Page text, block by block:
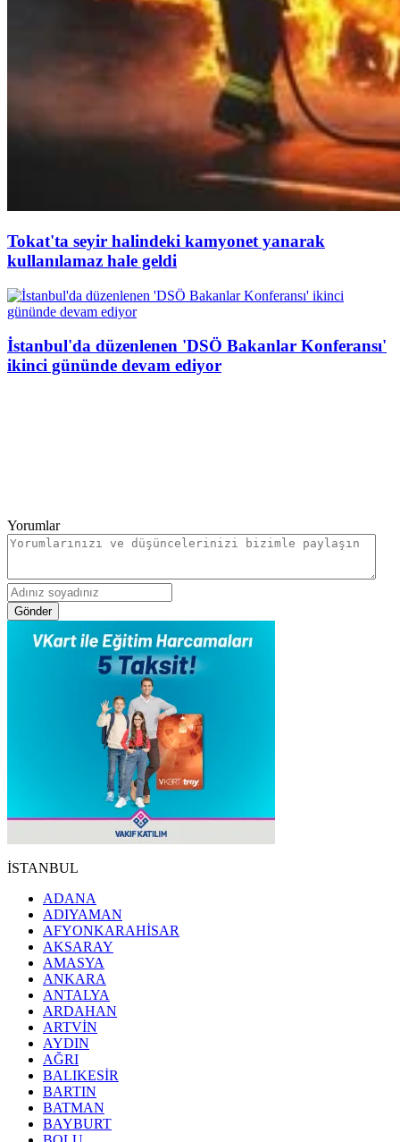
Tokat'ta seyir halindeki kamyonet yanarak
kullanılamaz hale geldi
İstanbul'da düzenlenen 'DSÖ Bakanlar Konferansı'
ikinci gününde devam ediyor
Yorumlar
Gönder
İSTANBUL
ADANA
ADIYAMAN
AFYONKARAHİSAR
AKSARAY
AMASYA
ANKARA
ANTALYA
ARDAHAN
ARTVİN
AYDIN
AĞRI
BALIKESİR
BARTIN
BATMAN
BAYBURT